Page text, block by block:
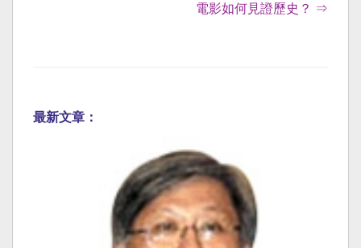
電影如何見證歷史？ ⇒
最新文章：